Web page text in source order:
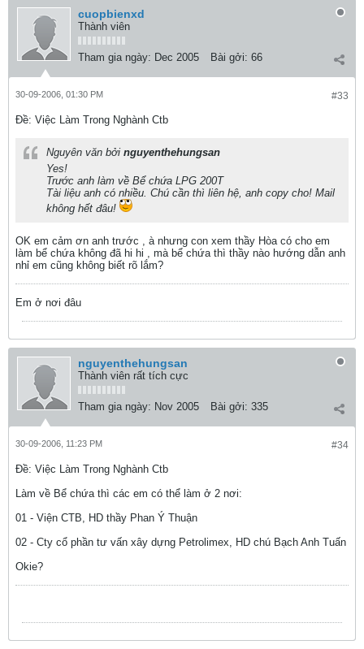
cuopbienxd
Thành viên
Tham gia ngày: Dec 2005 Bài gởi: 66
#33
30-09-2006, 01:30 PM
Ðề: Việc Làm Trong Nghành Ctb
Nguyên văn bởi nguyenthehungsan
Yes!
Trước anh làm về Bể chứa LPG 200T
Tài liệu anh có nhiều. Chú cần thì liên hệ, anh copy cho! Mail
không hết đâu!
OK em cảm ơn anh trước , à nhưng con xem thầy Hòa có cho em
làm bể chứa không đã hi hi , mà bể chứa thì thầy nào hướng dẫn anh
nhỉ em cũng không biết rõ lắm?
Em ở nơi đâu
nguyenthehungsan
Thành viên rất tích cực
Tham gia ngày: Nov 2005 Bài gởi: 335
#34
30-09-2006, 11:23 PM
Ðề: Việc Làm Trong Nghành Ctb
Làm về Bể chứa thì các em có thể làm ở 2 nơi:
01 - Viện CTB, HD thầy Phan Ý Thuận
02 - Cty cổ phần tư vấn xây dựng Petrolimex, HD chú Bạch Anh Tuấn
Okie?